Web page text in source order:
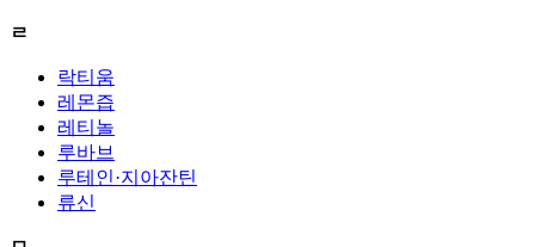
ㄹ
락티움
레몬즙
레티놀
루바브
루테인·지아잔틴
류신